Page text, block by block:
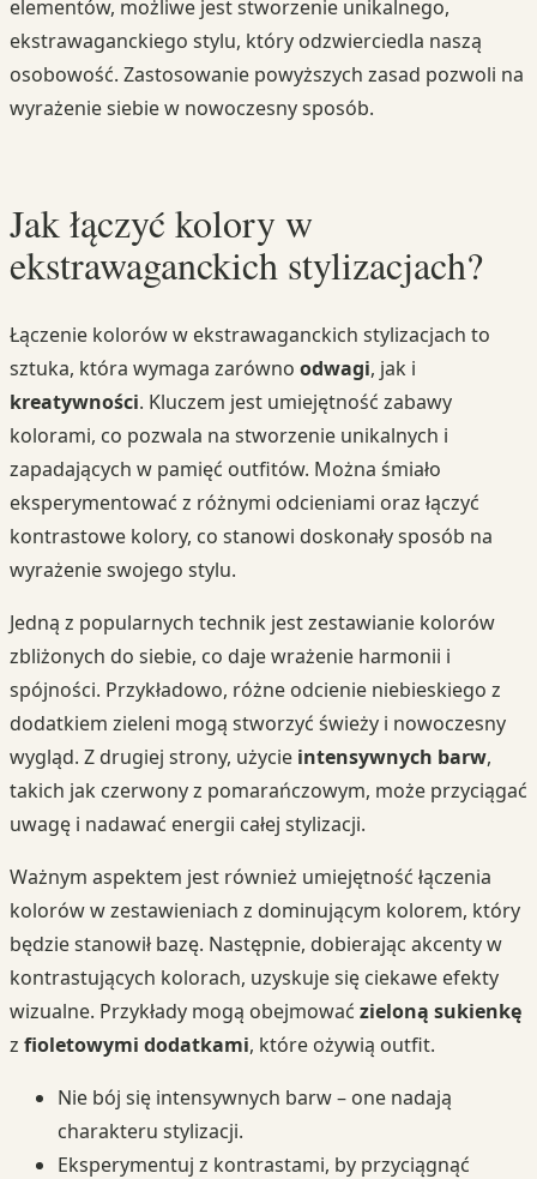
elementów, możliwe jest stworzenie unikalnego,
ekstrawaganckiego stylu, który odzwierciedla naszą
osobowość. Zastosowanie powyższych zasad pozwoli na
wyrażenie siebie w nowoczesny sposób.
Jak łączyć kolory w
ekstrawaganckich stylizacjach?
Łączenie kolorów w ekstrawaganckich stylizacjach to
sztuka, która wymaga zarówno odwagi, jak i
kreatywności. Kluczem jest umiejętność zabawy
kolorami, co pozwala na stworzenie unikalnych i
zapadających w pamięć outfitów. Można śmiało
eksperymentować z różnymi odcieniami oraz łączyć
kontrastowe kolory, co stanowi doskonały sposób na
wyrażenie swojego stylu.
Jedną z popularnych technik jest zestawianie kolorów
zbliżonych do siebie, co daje wrażenie harmonii i
spójności. Przykładowo, różne odcienie niebieskiego z
dodatkiem zieleni mogą stworzyć świeży i nowoczesny
wygląd. Z drugiej strony, użycie intensywnych barw,
takich jak czerwony z pomarańczowym, może przyciągać
uwagę i nadawać energii całej stylizacji.
Ważnym aspektem jest również umiejętność łączenia
kolorów w zestawieniach z dominującym kolorem, który
będzie stanowił bazę. Następnie, dobierając akcenty w
kontrastujących kolorach, uzyskuje się ciekawe efekty
wizualne. Przykłady mogą obejmować zieloną sukienkę
z fioletowymi dodatkami, które ożywią outfit.
Nie bój się intensywnych barw – one nadają
charakteru stylizacji.
Eksperymentuj z kontrastami, by przyciągnąć